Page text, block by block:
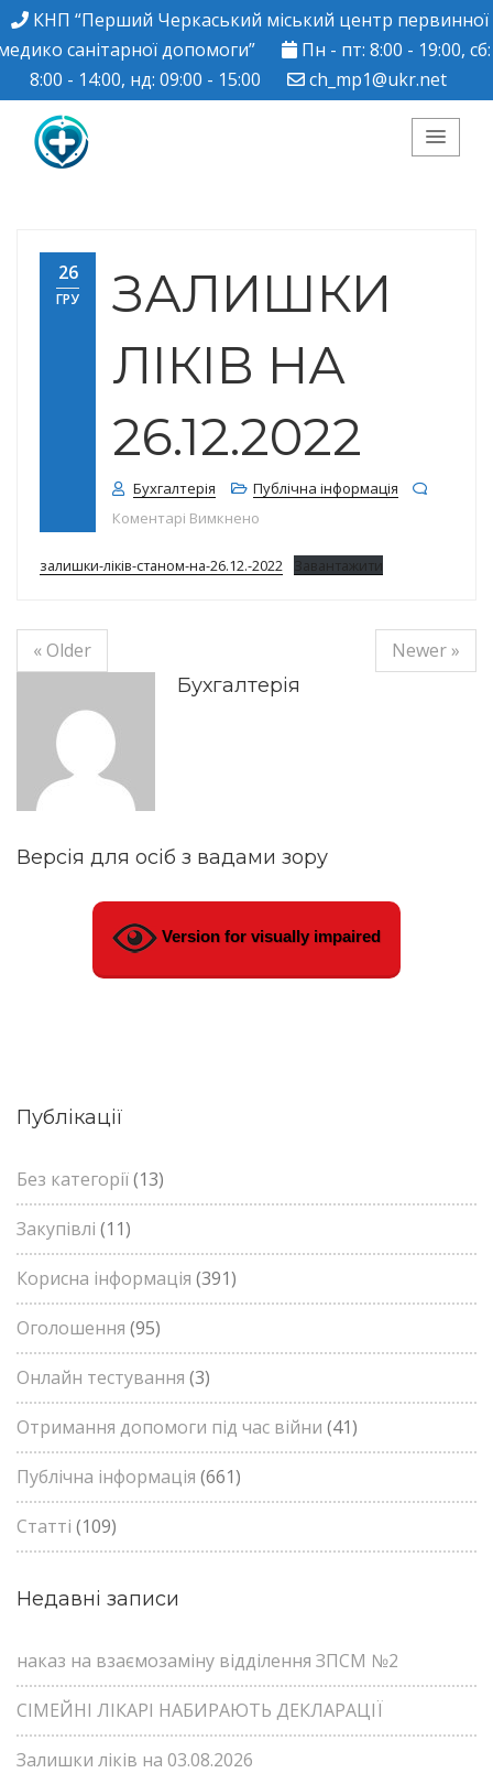
КНП “Перший Черкаський міський центр первинної
санітарної допомоги”
Пн - пт: 8:00 - 19:00, сб:
8:00 - 14:00, нд: 09:00 - 15:00
ch_mp1@ukr.net
Черкаський міський
центр ПМСД"
26
ГРУ
ЗАЛИШКИ
ЛІКІВ НА
26.12.2022
Бухгалтерія
Публічна інформація
Коментарі Вимкнено
залишки-ліків-станом-на-26.12.-2022 Завантажити
« Older
Newer »
Бухгалтерія
Версія для осіб з вадами зору
Version for visually impaired
Публікації
Без категорії(13)
Закупівлі (11)
Корисна інформація (391)
Оголошення (95)
Онлайн тестування (3)
Отримання допомоги під час війни (41)
Публічна інформація (661)
Статті (109)
Недавні записи
наказ на взаємозаміну відділення ЗПСМ №2
СІМЕЙНІ ЛІКАРІ НАБИРАЮТЬ ДЕКЛАРАЦІЇ
Залишки ліків на 03.08.2026